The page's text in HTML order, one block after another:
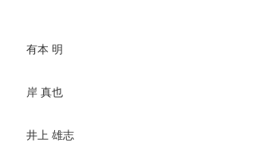
有本 明
岸 真也
井上 雄志